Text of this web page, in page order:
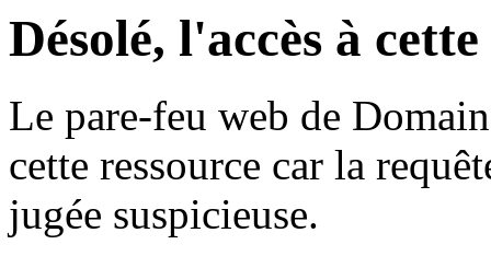
Désolé, l'accès à
Le pare-feu web de
cette ressource car la
jugée suspicieuse.